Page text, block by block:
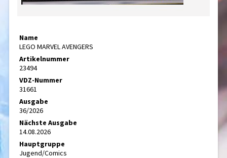
Name
LEGO MARVEL AVENGERS
Artikelnummer
23494
VDZ-Nummer
31661
Ausgabe
36/2026
Nächste Ausgabe
14.08.2026
Hauptgruppe
Jugend/Comics